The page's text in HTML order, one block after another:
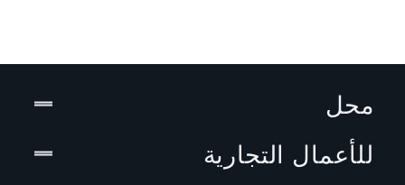
محل
للأعمال التجارية